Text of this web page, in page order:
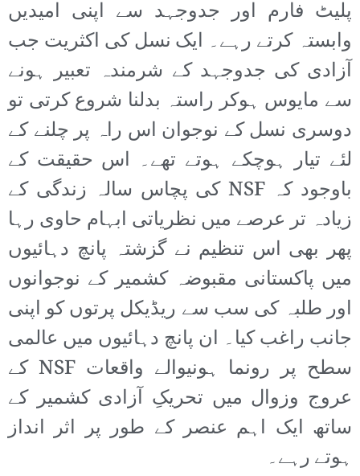
پلیٹ فارم اور جدوجہد سے اپنی امیدیں
وابستہ کرتے رہے۔ ایک نسل کی اکثریت جب
آزادی کی جدوجہد کے شرمندہ تعبیر ہونے
سے مایوس ہوکر راستہ بدلنا شروع کرتی تو
دوسری نسل کے نوجوان اس راہ پر چلنے کے
لئے تیار ہوچکے ہوتے تھے۔ اس حقیقت کے
باوجود کہ NSF کی پچاس سالہ زندگی کے
زیادہ تر عرصے میں نظریاتی ابہام حاوی رہا
پھر بھی اس تنظیم نے گزشتہ پانچ دہائیوں
میں پاکستانی مقبوضہ کشمیر کے نوجوانوں
اور طلبہ کی سب سے ریڈیکل پرتوں کو اپنی
جانب راغب کیا۔ ان پانچ دہائیوں میں عالمی
سطح پر رونما ہونیوالے واقعات NSF کے
عروج وزوال میں تحریکِ آزادی کشمیر کے
ساتھ ایک اہم عنصر کے طور پر اثر انداز
ہوتے رہے۔